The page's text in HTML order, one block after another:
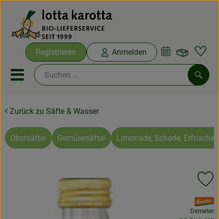
Registrieren Anmelden
Mobiles Menu öffnen oder
Ökokisten
Bio-Kochboxen
Saisonthemen
Zurück zu Säfte & Wasser
Obstsäfte Gemüsesäfte Limonade, Schorle,
, Verband:
Demeter